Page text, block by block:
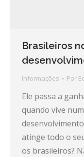
Brasileiros
Informações Por
Ele passa a
quando vive
atinge todo o
os brasileiros?